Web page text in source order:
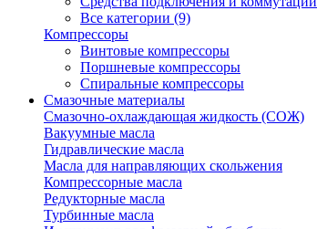
Все категории (9)
Компрессоры
Винтовые компрессоры
Поршневые компрессоры
Спиральные компрессоры
Смазочные материалы
Смазочно-охлаждающая жидкость (СОЖ)
Вакуумные масла
Гидравлические масла
Масла для направляющих скольжения
Компрессорные масла
Редукторные масла
Турбинные масла